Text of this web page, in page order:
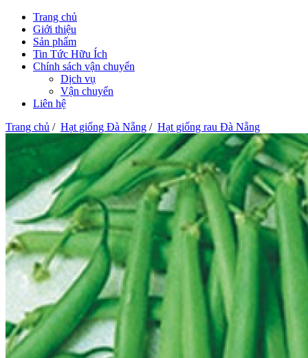
Trang chủ
Giới thiệu
Sản phẩm
Tin Tức Hữu Ích
Chính sách vận chuyển
Dịch vụ
Vận chuyển
Liên hệ
Trang chủ / Hạt giống Đà Nẵng / Hạt giống rau Đà Nẵng